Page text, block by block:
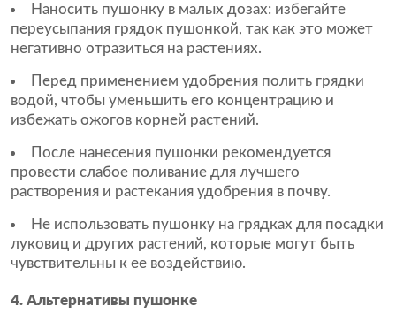
Наносить пушонку в малых дозах: избегайте
переусыпания грядок пушонкой, так как это может
негативно отразиться на растениях.
Перед применением удобрения полить грядки
водой, чтобы уменьшить его концентрацию и
избежать ожогов корней растений.
После нанесения пушонки рекомендуется
провести слабое поливание для лучшего
растворения и растекания удобрения в почву.
Не использовать пушонку на грядках для посадки
луковиц и других растений, которые могут быть
чувствительны к ее воздействию.
4. Альтернативы пушонке